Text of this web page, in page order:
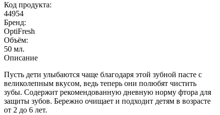
Код продукта:
44954
Бренд:
OptiFresh
Объём:
50 мл.
Описание
Пусть дети улыбаются чаще благодаря этой зубной пасте с
великолепным вкусом, ведь теперь они полюбят чистить
зубы. Содержит рекомендованную дневную норму фтора для
защиты зубов. Бережно очищает и подходит детям в возрасте
от 2 до 6 лет.